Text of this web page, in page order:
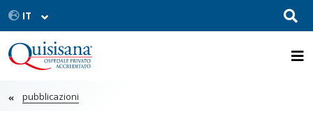
pubblicazioni